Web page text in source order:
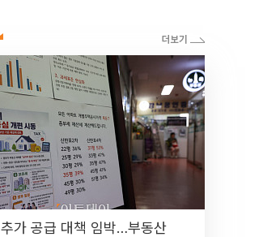
추가 공급 대책 임박…부동산